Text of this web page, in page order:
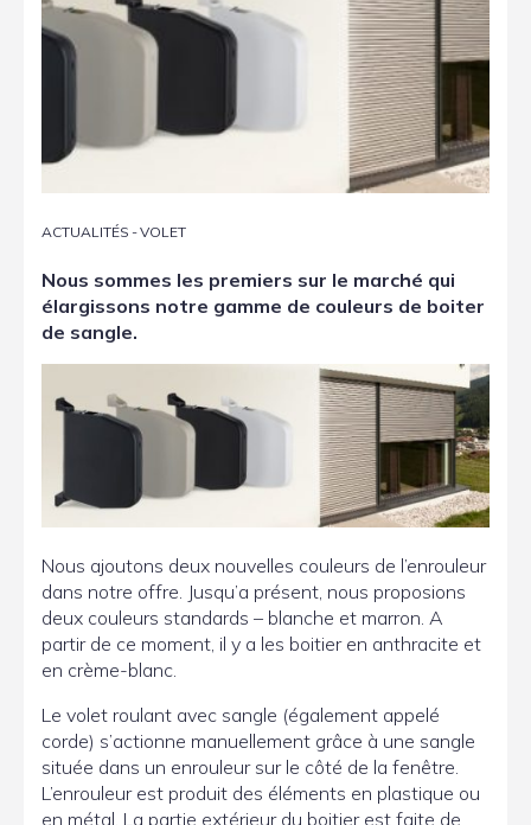
ACTUALITÉS -VOLET
Nous sommes les premiers sur le marché qui
élargissons notre gamme de couleurs de boiter
de sangle.
Nous ajoutons deux nouvelles couleurs de l’enrouleur
dans notre offre. Jusqu’a présent, nous proposions
deux couleurs standards – blanche et marron. A
partir de ce moment, il y a les boitier en anthracite et
en crème-blanc.
Le volet roulant avec sangle (également appelé
corde) s’actionne manuellement grâce à une sangle
située dans un enrouleur sur le côté de la fenêtre.
L’enrouleur est produit des éléments en plastique ou
en métal. La partie extérieur du boitier est faite de